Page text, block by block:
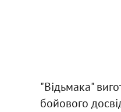
"Відьмака"
бойового